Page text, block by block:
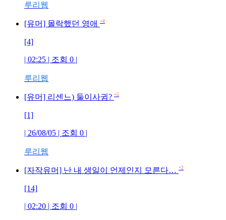
루리웹
[유머] 몰락했던 영애 +4
[4]
| 02:25 | 조회 0 |
루리웹
[유머] 리센느) 둘이사귐? +5
[1]
| 26/08/05 | 조회 0 |
루리웹
[자작유머] 난 내 생일이 언제인지 모른다… +2
[14]
| 02:20 | 조회 0 |